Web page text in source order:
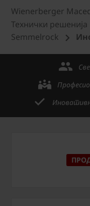
Wienerberger
Технички решениjа
Semmelrock